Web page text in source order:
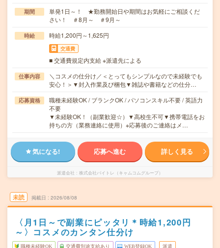
期間
単発1日～！ ★勤務開始日や期間はお気軽にご相談くだ
さい！ ＃8月～ ＃9月～
時給 時給1,200円～1,625円
交通費
■ 交通費規定内支給 ※派遣先による
仕事内容
＼コスメの仕分け／＜とってもシンプルなので未経験でも
安心！＞▼封入作業及び梱包▼雑誌や書籍などの仕分…
応募資格
職種未経験OK / ブランクOK / パソコンスキル不要 / 英語力
不要
▼未経験OK！（副業歓迎☆）▼高校生不可▼携帯電話をお
持ちの方（業務連絡に使用）※応募後のご連絡はメ…
気になる! 応募へ進む 詳しく見る
派遣会社 株式会社バイトレ（キャムコムグループ）
未読 掲載日 2026/08/08
〈月1日～で副業にピッタリ＊時給1,200円
～〉コスメのカンタン仕分け
職種未経験OK 交通費別途支給あり WEB登録OK 派遣